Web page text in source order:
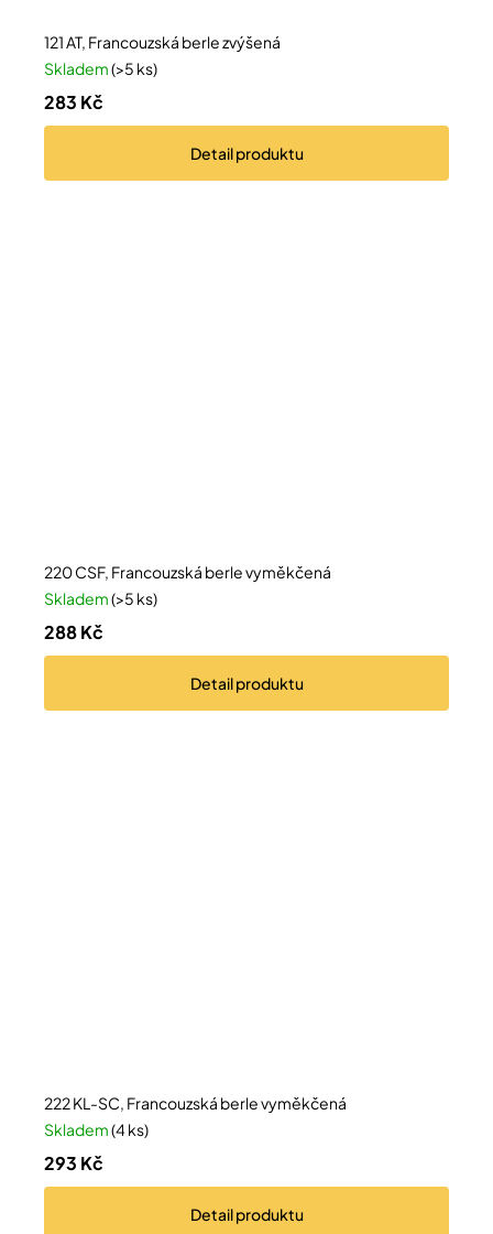
121 AT, Francouzská berle zvýšená
Skladem(>5 ks)
283 Kč
Detailproduktu
220 CSF, Francouzská berle vyměkčená
Skladem(>5 ks)
288 Kč
Detailproduktu
222 KL-SC, Francouzská berle vyměkčená
Skladem(4 ks)
293 Kč
Detailproduktu